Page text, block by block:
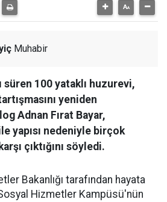
Muhabir
süren 100 yataklı huzurevi,
yeniden
Adnan Fırat Bayar,
yapısı nedeniyle birçok
çıktığını söyledi.
Bakanlığı tarafından hayata
Hizmetler Kampüsü'nün